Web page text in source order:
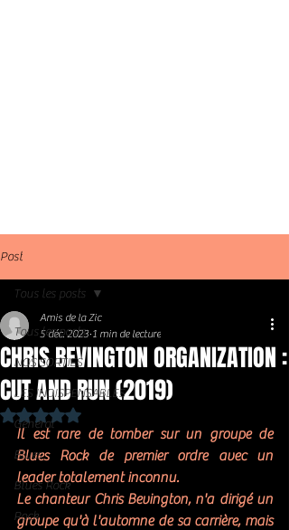
Post
Tous les posts
NOS SORTIES
LES INDISPENSABLES
Général
Blues
Blues Rock
Rock
Tous les posts
CHRIS BEVINGTON ORGANIZATION :
CUT AND RUN (2019)
Amis de la Zic
5 déc. 2023 1 min de lecture
Noté NaN étoiles sur 5.
Il est rare de tomber sur un groupe de
Blues Rock de premier ordre avec un
leader totalement inconnu.
Le chanteur Chris Bevington, n'a dirigé un
groupe qu'à l'automne de sa carrière, mais